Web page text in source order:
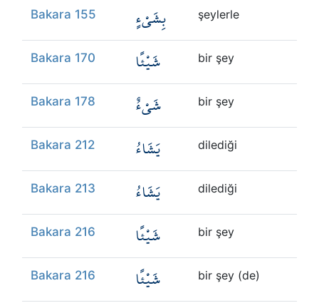
Bakara 155 بِشَيْءٍ şeylerle
Bakara 170 شَيْئًا bir şey
Bakara 178 شَيْءٌ bir şey
Bakara 212 يَشَاءُ dilediği
Bakara 213 يَشَاءُ dilediği
Bakara 216 شَيْئًا bir şey
Bakara 216 شَيْئًا bir şey (de)